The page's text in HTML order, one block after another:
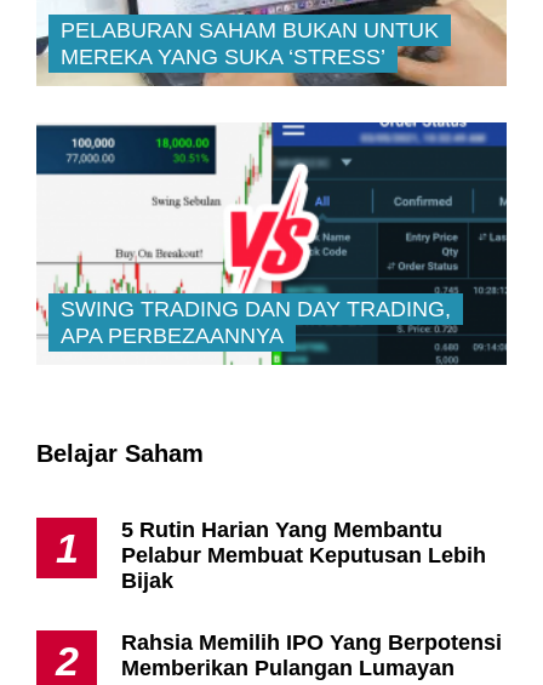
PELABURAN SAHAM BUKAN UNTUK
MEREKA YANG SUKA ‘STRESS’
SWING TRADING DAN DAY TRADING,
APA PERBEZAANNYA
Belajar Saham
1
5 Rutin Harian Yang Membantu
Pelabur Membuat Keputusan Lebih
Bijak
2
Rahsia Memilih IPO Yang Berpotensi
Memberikan Pulangan Lumayan